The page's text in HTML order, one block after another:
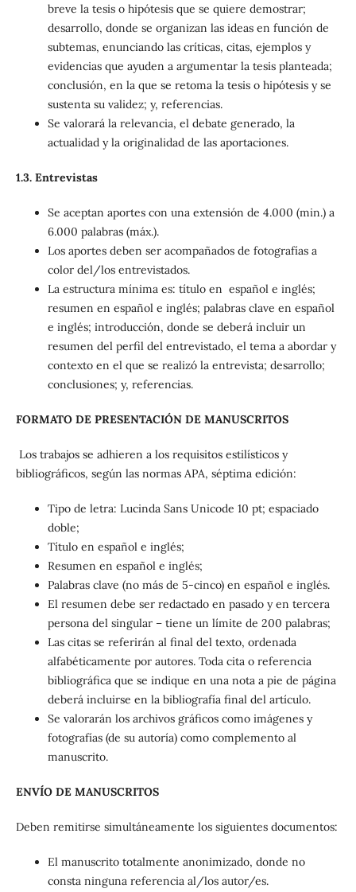
breve la tesis o hipótesis que se quiere demostrar;
desarrollo, donde se organizan las ideas en función de
subtemas, enunciando las críticas, citas, ejemplos y
evidencias que ayuden a argumentar la tesis planteada;
conclusión, en la que se retoma la tesis o hipótesis y se
sustenta su validez; y, referencias.
Se valorará la relevancia, el debate generado, la
actualidad y la originalidad de las aportaciones.
1.3. Entrevistas
Se aceptan aportes con una extensión de 4.000 (min.) a
6.000 palabras (máx.).
Los aportes deben ser acompañados de fotografías a
color del/los entrevistados.
La estructura mínima es: título en español e inglés;
resumen en español e inglés; palabras clave en español
e inglés; introducción, donde se deberá incluir un
resumen del perfil del entrevistado, el tema a abordar y
contexto en el que se realizó la entrevista; desarrollo;
conclusiones; y, referencias.
FORMATO DE PRESENTACIÓN DE MANUSCRITOS
Los trabajos se adhieren a los requisitos estilísticos y
bibliográficos, según las normas APA, séptima edición:
Tipo de letra: Lucinda Sans Unicode 10 pt; espaciado
doble;
Título en español e inglés;
Resumen en español e inglés;
Palabras clave (no más de 5-cinco) en español e inglés.
El resumen debe ser redactado en pasado y en tercera
persona del singular – tiene un límite de 200 palabras;
Las citas se referirán al final del texto, ordenada
alfabéticamente por autores. Toda cita o referencia
bibliográfica que se indique en una nota a pie de página
deberá incluirse en la bibliografía final del artículo.
Se valorarán los archivos gráficos como imágenes y
fotografías (de su autoría) como complemento al
manuscrito.
ENVÍO DE MANUSCRITOS
Deben remitirse simultáneamente los siguientes documentos:
El manuscrito totalmente anonimizado, donde no
consta ninguna referencia al/los autor/es.